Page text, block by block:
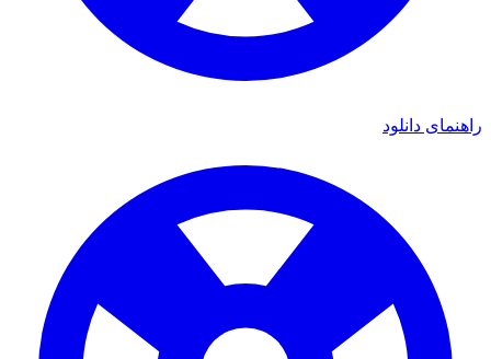
راهنمای دانلود